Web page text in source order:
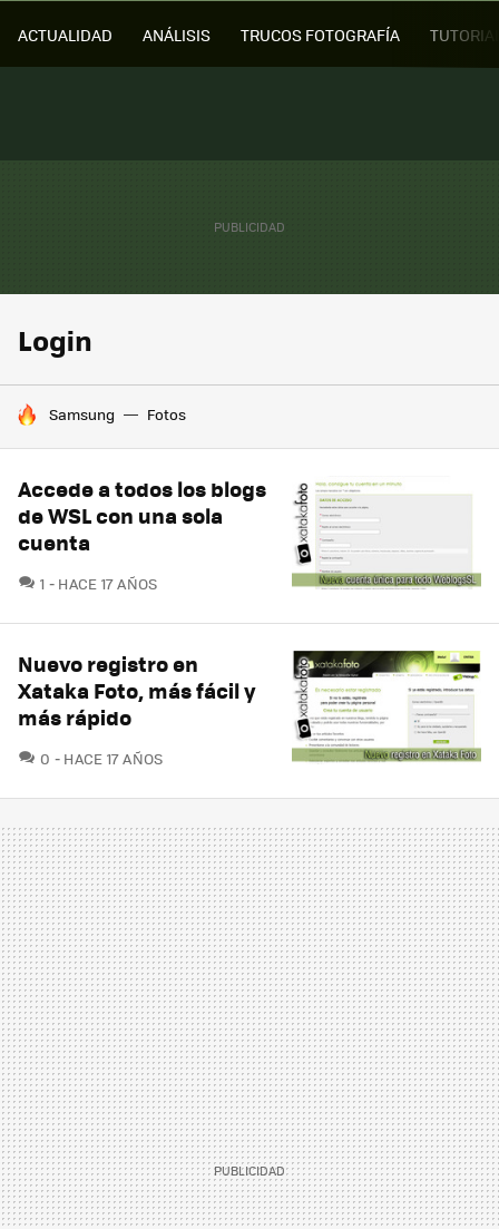
ACTUALIDAD ANÁLISIS TRUCOS FOTOGRAFÍA
Login
HOY SE HABLA DE
Samsung Fotos
Accede a todos los blogs
de WSL con una sola
cuenta
1 COMENTARIOS
HACE 17 AÑOS
Nuevo registro en
Xataka Foto, más fácil y
más rápido
0 COMENTARIOS
HACE 17 AÑOS